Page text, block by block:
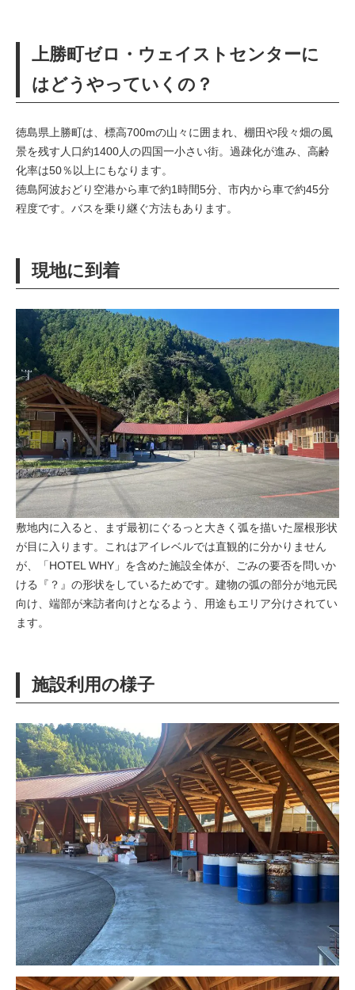
上勝町ゼロ・ウェイストセンターに
はどうやっていくの？
徳島県上勝町は、標高700mの山々に囲まれ、棚田や段々畑の風
景を残す人口約1400人の四国一小さい街。過疎化が進み、高齢
化率は50％以上にもなります。
徳島阿波おどり空港から車で約1時間5分、市内から車で約45分
程度です。バスを乗り継ぐ方法もあります。
現地に到着
敷地内に入ると、まず最初にぐるっと大きく弧を描いた屋根形状
が目に入ります。これはアイレベルでは直観的に分かりません
が、「HOTEL WHY」を含めた施設全体が、ごみの要否を問いか
ける『？』の形状をしているためです。建物の弧の部分が地元民
向け、端部が来訪者向けとなるよう、用途もエリア分けされてい
ます。
施設利用の様子